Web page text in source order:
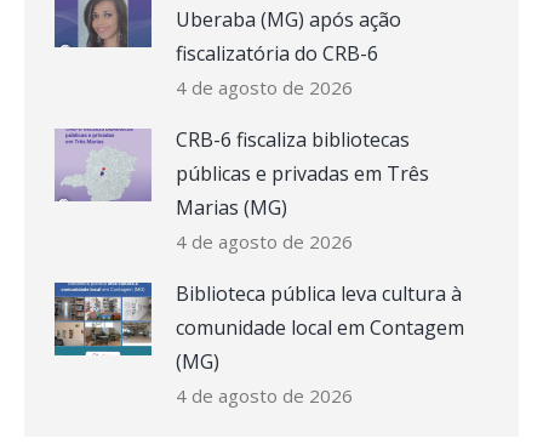
Uberaba (MG) após ação
fiscalizatória do CRB-6
4 de agosto de 2026
CRB-6 fiscaliza bibliotecas
públicas e privadas em Três
Marias (MG)
4 de agosto de 2026
Biblioteca pública leva cultura à
comunidade local em Contagem
(MG)
4 de agosto de 2026